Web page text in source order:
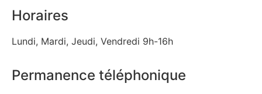
Horaires
Lundi, Mardi, Jeudi, Vendredi 9h-16h
Permanence téléphonique